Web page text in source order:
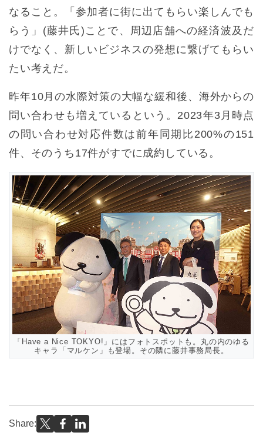
なること。「参加者に街に出てもらい楽しんでも
らう」(藤井氏)ことで、周辺店舗への経済波及だ
けでなく、新しいビジネスの発想に繋げてもらい
たい考えだ。
昨年10月の水際対策の大幅な緩和後、海外からの
問い合わせも増えているという。2023年3月時点
の問い合わせ対応件数は前年同期比200%の151
件、そのうち17件がすでに成約している。
「Have a Nice TOKYO!」にはフォトスポットも。丸の内のゆる
キャラ「マルケン」も登場。その隣に藤井事務局長。
Share: